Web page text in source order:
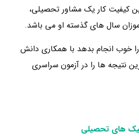
کیفیت کار یک مشاور تحصیلی،
سال های گذسته او می باشد.
خوب انجام بدهد با همکاری دانش
نتیجه ها را در آزمون سراسری
های تحصیلی